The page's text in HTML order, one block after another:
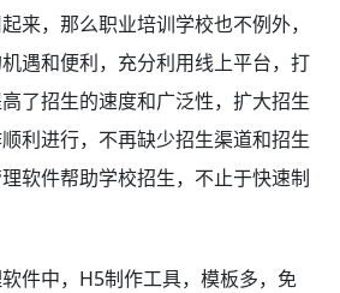
来，那么职业培训学校也不例外，
遇和便利，充分利用线上平台，打
了招生的速度和广泛性，扩大招生
利进行，不再缺少招生渠道和招生
软件帮助学校招生，不止于快速制
件中，H5制作工具，模板多，免